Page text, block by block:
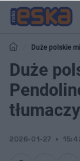
Duże polskie
Duże
2026-01-27